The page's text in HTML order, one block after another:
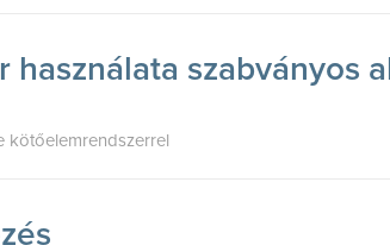
használata szabványos
kötőelemrendszerrel